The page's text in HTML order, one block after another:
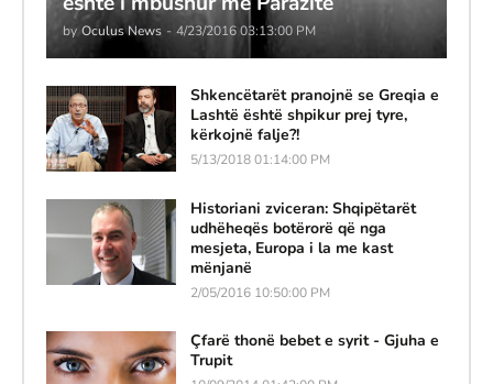
by Oculus News - 4/23/2016 03:13:00 PM
Shkencëtarët pranojnë se Greqia e
Lashtë është shpikur prej tyre,
kërkojnë falje?!
5/13/2018 01:14:00 PM
Historiani zviceran: Shqipëtarët
udhëheqës botërorë që nga
mesjeta, Europa i la me kast
mënjanë
2/05/2016 10:50:00 PM
Çfarë thonë bebet e syrit - Gjuha e
Trupit